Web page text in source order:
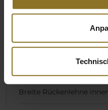
Gewicht
Stuhl
Breite Rückenlehne